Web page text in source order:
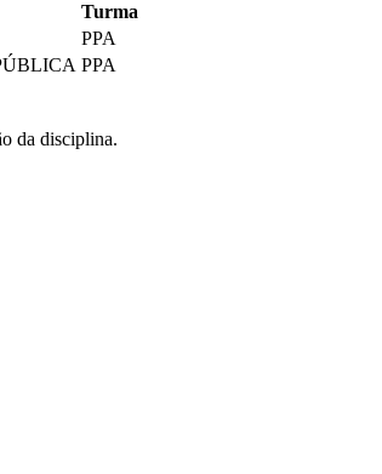
Turma
PPA
PPA
da disciplina.